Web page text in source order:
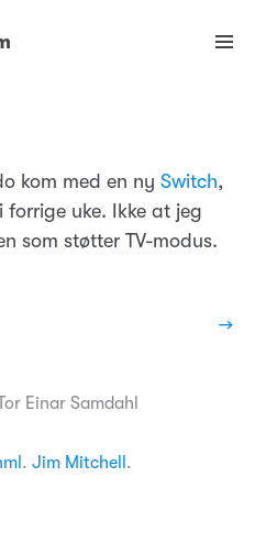
kom med en ny Switch,
uke. Ikke at jeg
som støtter TV-modus.
→
Einar Samdahl
. Jim Mitchell .